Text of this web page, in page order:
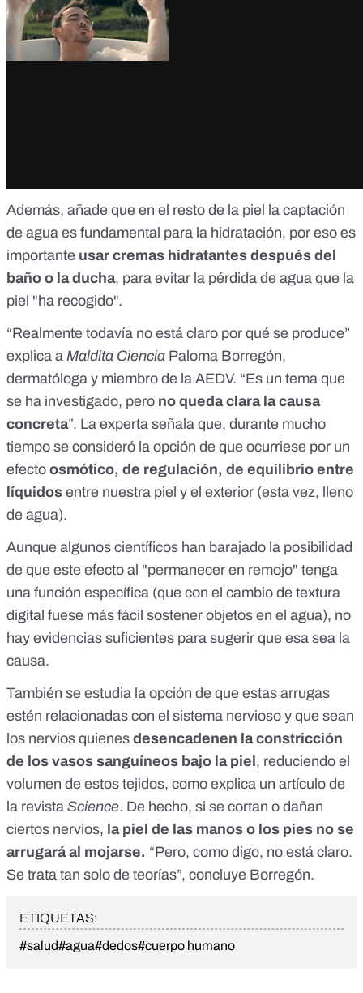
Además, añade que en el resto de la piel la captación
de agua es fundamental para la hidratación, por eso es
importante usar cremas hidratantes después del
baño o la ducha, para evitar la pérdida de agua que la
piel "ha recogido".
“Realmente todavía no está claro por qué se produce”
explica a Maldita Ciencia Paloma Borregón,
dermatóloga y miembro de la AEDV. “Es un tema que
se ha investigado, pero no queda clara la causa
concreta”. La experta señala que, durante mucho
tiempo se consideró la opción de que ocurriese por un
efecto osmótico, de regulación, de equilibrio entre
líquidos entre nuestra piel y el exterior (esta vez, lleno
de agua).
Aunque algunos científicos han barajado la posibilidad
de que este efecto al "permanecer en remojo" tenga
una función específica (que con el cambio de textura
digital fuese más fácil sostener objetos en el agua), no
hay evidencias suficientes para sugerir que esa sea la
causa.
También se estudia la opción de que estas arrugas
estén relacionadas con el sistema nervioso y que sean
los nervios quienes desencadenen la constricción
de los vasos sanguíneos bajo la piel , reduciendo el
volumen de estos tejidos, como explica un artículo de
la revista Science. De hecho, si se cortan o dañan
ciertos nervios, la piel de las manos o los pies no se
arrugaráal mojarse. “Pero, como digo, no está claro.
Se trata tan solo de teorías”, concluye Borregón.
ETIQUETAS:
#salud#agua#dedos#cuerpo humano